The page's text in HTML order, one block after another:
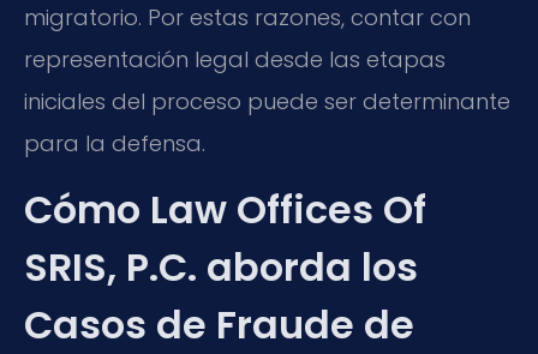
migratorio. Por estas razones, contar con
representación legal desde las etapas
iniciales del proceso puede ser determinante
para la defensa.
Cómo Law Offices Of
SRIS, P.C. aborda los
Casos de Fraude de